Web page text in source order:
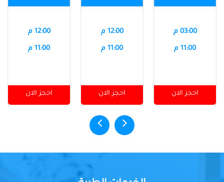
03:00 م
11:00 م
احجز الان
12:00 م
11:00 م
احجز الان
12:00 م
11:00 م
احجز الان